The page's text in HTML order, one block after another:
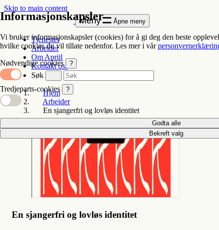
Skip to main content
Meny Åpne meny
Tjenester
Arbeider
Om Apriil
Kontakt oss
Søk
Hjem
Arbeider
En sjangerfri og lovløs identitet
En sjangerfri og lovløs identitet
Informasjonskapsler
Vi bruker informasjonskapsler (cookies) for å gi deg den beste
hvilke cookies du vil tillate nedenfor. Les mer i vår
Nødvendige cookies ?
Tredjeparts-cookies ?
Godta alle
Bekreft valg